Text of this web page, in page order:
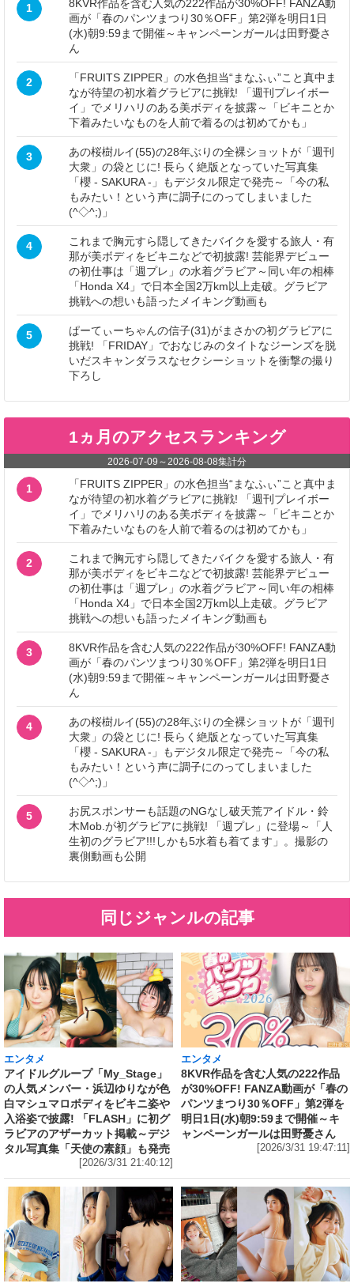
1
8KVR作品を含む人気の222作品が30%OFF! FANZA動
画が「春のパンツまつり30％OFF」第2弾を明日1日
(水)朝9:59まで開催～キャンペーンガールは田野憂さ
ん
2
「FRUITS ZIPPER」の水色担当“まなふぃ”こと真中ま
なが待望の初水着グラビアに挑戦! 「週刊プレイボー
イ」でメリハリのある美ボディを披露～「ビキニとか
下着みたいなものを人前で着るのは初めてかも」
3
あの桜樹ルイ(55)の28年ぶりの全裸ショットが「週刊
大衆」の袋とじに! 長らく絶版となっていた写真集
「櫻 - SAKURA -」もデジタル限定で発売～「今の私
もみたい！という声に調子にのってしまいました
(^◇^;)」
4
これまで胸元すら隠してきたバイクを愛する旅人・有
那が美ボディをビキニなどで初披露! 芸能界デビュー
の初仕事は「週プレ」の水着グラビア～同い年の相棒
「Honda X4」で日本全国2万km以上走破。グラビア
挑戦への想いも語ったメイキング動画も
5
ぱーてぃーちゃんの信子(31)がまさかの初グラビアに
挑戦! 「FRIDAY」でおなじみのタイトなジーンズを脱
いだスキャンダラスなセクシーショットを衝撃の撮り
下ろし
1ヵ月のアクセスランキング
2026-07-09 ～2026-08-08集計分
1
「FRUITS ZIPPER」の水色担当“まなふぃ”こと真中ま
なが待望の初水着グラビアに挑戦! 「週刊プレイボー
イ」でメリハリのある美ボディを披露～「ビキニとか
下着みたいなものを人前で着るのは初めてかも」
2
これまで胸元すら隠してきたバイクを愛する旅人・有
那が美ボディをビキニなどで初披露! 芸能界デビュー
の初仕事は「週プレ」の水着グラビア～同い年の相棒
「Honda X4」で日本全国2万km以上走破。グラビア
挑戦への想いも語ったメイキング動画も
3
8KVR作品を含む人気の222作品が30%OFF! FANZA動
画が「春のパンツまつり30％OFF」第2弾を明日1日
(水)朝9:59まで開催～キャンペーンガールは田野憂さ
ん
4
あの桜樹ルイ(55)の28年ぶりの全裸ショットが「週刊
大衆」の袋とじに! 長らく絶版となっていた写真集
「櫻 - SAKURA -」もデジタル限定で発売～「今の私
もみたい！という声に調子にのってしまいました
(^◇^;)」
5
お尻スポンサーも話題のNGなし破天荒アイドル・鈴
木Mob.が初グラビアに挑戦! 「週プレ」に登場～「人
生初のグラビア!!!しかも5水着も着てます」。撮影の
裏側動画も公開
同じジャンルの記事
エンタメ
アイドルグループ「My_Stage」
の人気メンバー・浜辺ゆりなが色
白マシュマロボディをビキニ姿や
入浴姿で披露! 「FLASH」に初グ
ラビアのアザーカット掲載～デジ
タル写真集「天使の素顔」も発売
[2026/3/31 21:40:12]
エンタメ
8KVR作品を含む人気の222作品
が30%OFF! FANZA動画が「春の
パンツまつり30％OFF」第2弾を
明日1日(水)朝9:59まで開催～キ
ャンペーンガールは田野憂さん
[2026/3/31 19:47:11]